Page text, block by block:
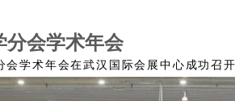
分会学术年会
会学术年会在武汉国际会展中心成功召